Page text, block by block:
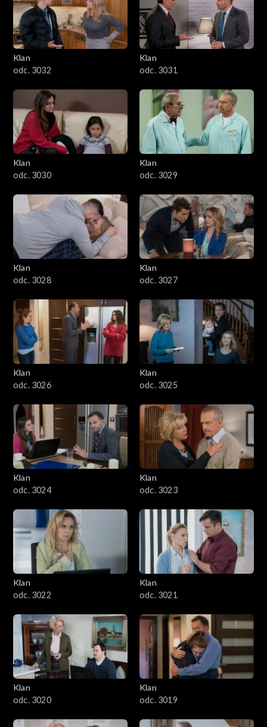
Klan
odc. 3032
Klan
odc. 3031
Klan
odc. 3030
Klan
odc. 3029
Klan
odc. 3028
Klan
odc. 3027
Klan
odc. 3026
Klan
odc. 3025
Klan
odc. 3024
Klan
odc. 3023
Klan
odc. 3022
Klan
odc. 3021
Klan
odc. 3020
Klan
odc. 3019